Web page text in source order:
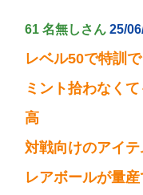
61 名無しさん 25/
レベル50で特訓
ミント拾わなく
高
対戦向けのアイ
レアボールが量